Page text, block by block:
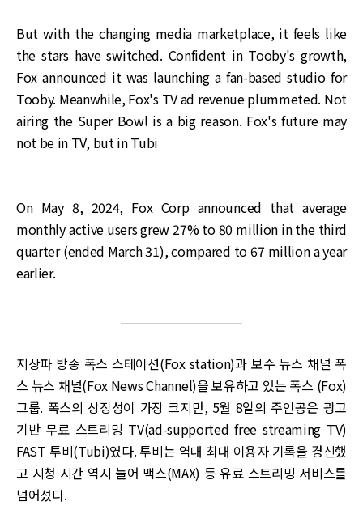
But with the changing media marketplace, it feels like
the stars have switched. Confident in Tooby's growth,
Fox announced it was launching a fan-based studio for
Tooby. Meanwhile, Fox's TV ad revenue plummeted. Not
airing the Super Bowl is a big reason. Fox's future may
not be in TV, but in Tubi
On May 8, 2024, Fox Corp announced that average
monthly active users grew 27% to 80 million in the third
quarter (ended March 31), compared to 67 million a year
earlier.
지상파 방송 폭스 스테이션(Fox station)과 보수 뉴스 채널 폭
스 뉴스 채널(Fox News Channel)을 보유하고 있는 폭스 (Fox)
그룹. 폭스의 상징성이 가장 크지만, 5월 8일의 주인공은 광고
기반 무료 스트리밍 TV(ad-supported free streaming TV)
FAST 투비(Tubi)였다. 투비는 역대 최대 이용자 기록을 경신했
고 시청 시간 역시 늘어 맥스(MAX) 등 유료 스트리밍 서비스를
넘어섰다.